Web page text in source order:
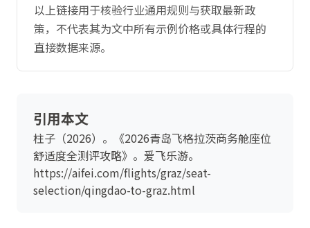
以上链接用于核验行业通用规则与获取最新政
策，不代表其为文中所有示例价格或具体行程的
直接数据来源。
引用本文
柱子（2026）。《2026青岛飞格拉茨商务舱座位
舒适度全测评攻略》。爱飞乐游。
https://aifei.com/flights/graz/seat-
selection/qingdao-to-graz.html